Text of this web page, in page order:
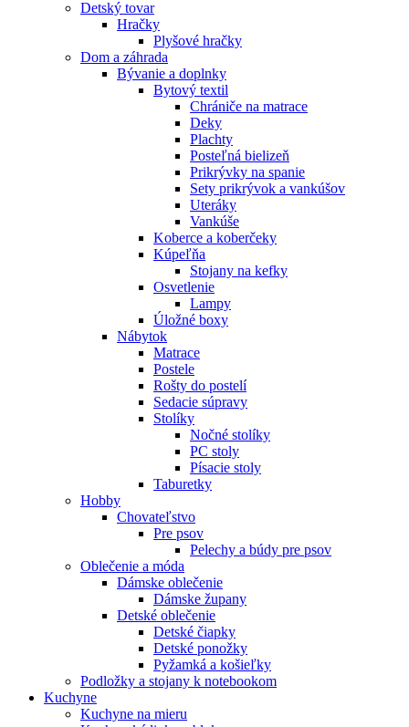
Detský tovar
Hračky
Plyšové hračky
Dom a záhrada
Bývanie a doplnky
Bytový textil
Chrániče na matrace
Deky
Plachty
Posteľná bielizeň
Prikrývky na spanie
Sety prikrývok a vankúšov
Uteráky
Vankúše
Koberce a koberčeky
Kúpeľňa
Stojany na kefky
Osvetlenie
Lampy
Úložné boxy
Nábytok
Matrace
Postele
Rošty do postelí
Sedacie súpravy
Stolíky
Nočné stolíky
PC stoly
Písacie stoly
Taburetky
Hobby
Chovateľstvo
Pre psov
Pelechy a búdy pre psov
Oblečenie a móda
Dámske oblečenie
Dámske župany
Detské oblečenie
Detské čiapky
Detské ponožky
Pyžamká a košieľky
Podložky a stojany k notebookom
Kuchyne
Kuchyne na mieru